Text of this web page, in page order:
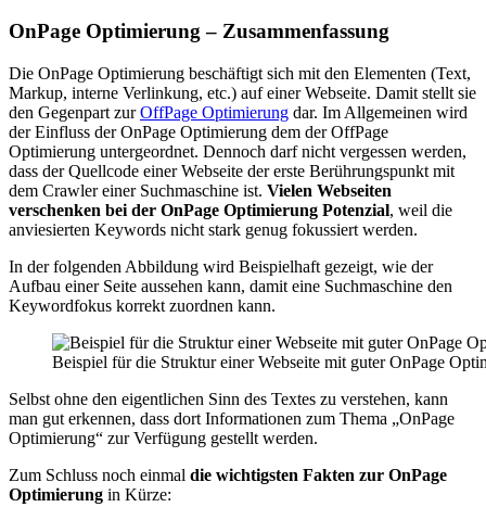
OnPage Optimierung – Zusammenfassung
Die OnPage Optimierung beschäftigt sich mit den Elementen (Text,
Markup, interne Verlinkung, etc.) auf einer Webseite. Damit stellt sie
den Gegenpart zurOffPage Optimierung dar. Im Allgemeinen wird
der Einfluss der OnPage Optimierung dem der OffPage
Optimierung untergeordnet. Dennoch darf nicht vergessen werden,
dass der Quellcode einer Webseite der erste Berührungspunkt mit
dem Crawler einer Suchmaschine ist. Vielen Webseiten
verschenken bei der OnPage Optimierung Potenzial, weil die
anviesierten Keywords nicht stark genug fokussiert werden.
In der folgenden Abbildung wird Beispielhaft gezeigt, wie der
Aufbau einer Seite aussehen kann, damit eine Suchmaschine den
Keywordfokus korrekt zuordnen kann.
Beispiel für die Struktur einer Webseite mit guter OnPage
Selbst ohne den eigentlichen Sinn des Textes zu verstehen, kann
man gut erkennen, dass dort Informationen zum Thema „OnPage
Optimierung“ zur Verfügung gestellt werden.
Zum Schluss noch einmal die wichtigsten Fakten zur OnPage
Optimierung in Kürze: